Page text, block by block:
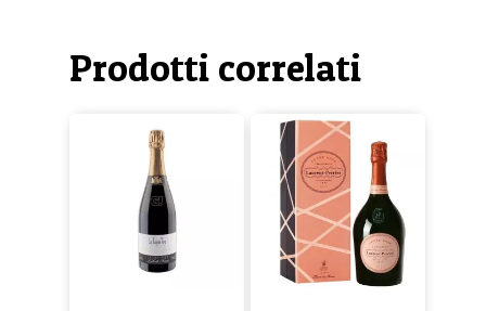
Prodotti correlati